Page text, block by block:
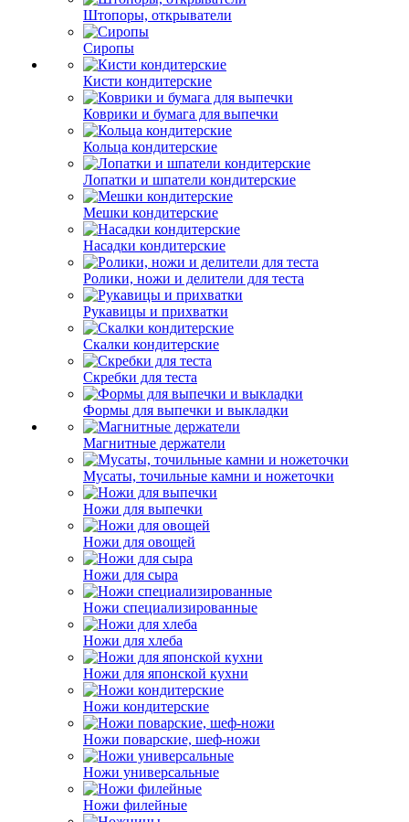
Штопоры, открыватели
Сиропы
Кисти кондитерские
Коврики и бумага для выпечки
Кольца кондитерские
Лопатки и шпатели кондитерские
Мешки кондитерские
Насадки кондитерские
Ролики, ножи и делители для теста
Рукавицы и прихватки
Скалки кондитерские
Скребки для теста
Формы для выпечки и выкладки
Магнитные держатели
Мусаты, точильные камни и ножеточки
Ножи для выпечки
Ножи для овощей
Ножи для сыра
Ножи специализированные
Ножи для хлеба
Ножи для японской кухни
Ножи кондитерские
Ножи поварские, шеф-ножи
Ножи универсальные
Ножи филейные